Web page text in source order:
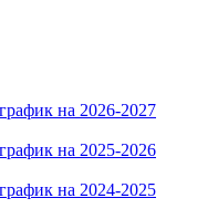
на 2026-2027
на 2025-2026
на 2024-2025